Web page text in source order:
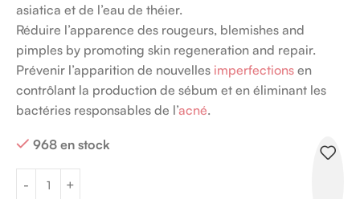
asiatica et de l’eau de théier.
Réduire l’apparence des rougeurs, blemishes and
pimples by promoting skin regeneration and repair.
Prévenir l’apparition de nouvelles imperfections en
contrôlant la production de sébum et en éliminant les
bactéries responsables de l’acné.
968 en stock